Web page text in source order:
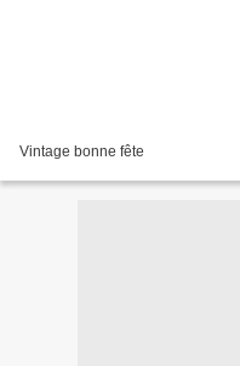
Vintage bonne fête